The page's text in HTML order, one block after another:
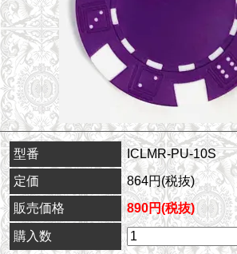
型番
ICLMR-PU-10S
定価
864円(税抜)
販売価格
890円(税抜)
購入数